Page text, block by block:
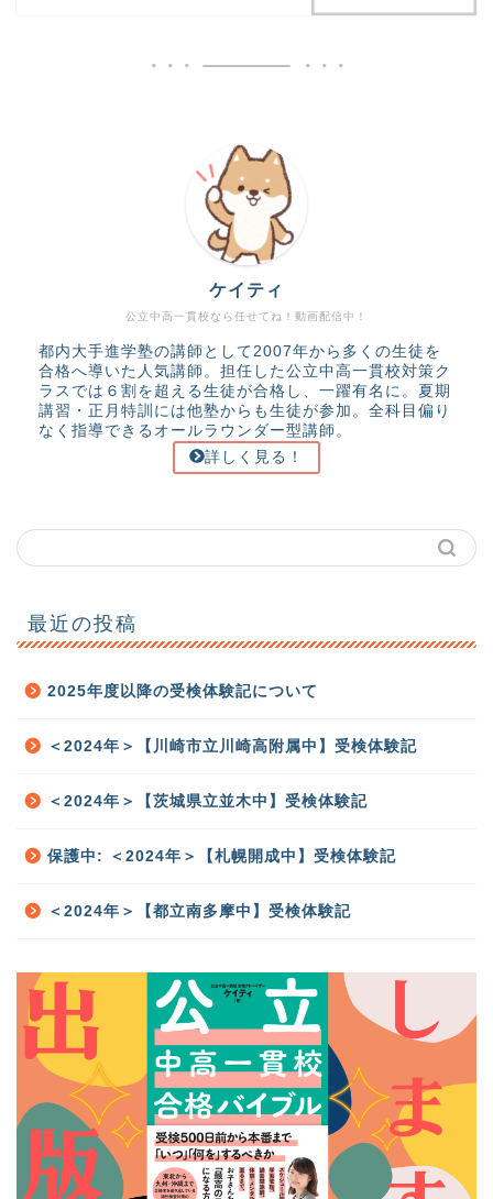
公立中高一貫校なら任せてね！動画配信中！
ケイティ
都内大手進学塾の講師として2007年から多くの生徒を
合格へ導いた人気講師。担任した公立中高一貫校対策ク
ラスでは６割を超える生徒が合格し、一躍有名に。夏期
講習・正月特訓には他塾からも生徒が参加。全科目偏り
なく指導できるオールラウンダー型講師。
詳しく見る！
最近の投稿
2025年度以降の受検体験記について
＜2024年＞【川崎市立川崎高附属中】受検体験記
＜2024年＞【茨城県立並木中】受検体験記
保護中: ＜2024年＞【札幌開成中】受検体験記
＜2024年＞【都立南多摩中】受検体験記